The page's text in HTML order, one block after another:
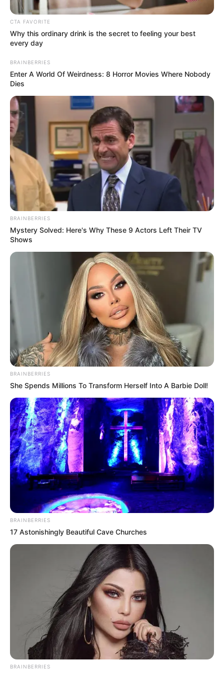
vivienda en Vélez
recepcionista de hotel en
Medellín ya fue
extranjero
EMBERA KATÍO
Indígenas emberá se
pasaron de abusivos:
Alcaldía denunció grave
agresión a funcionaria
El 'Monstruo de Ciudad
ejemplar: lo echaron al
hueco por 50 años
ARMA BLANCA
Recién se había
recuperado de 10 latazos
y su expareja le dio otros 7
NOTICIAS BOGOTÁ
¡Casi que no la cuenta!
Mujer fue lanzada de un
quinto piso por su
expareja en Soacha
HOMBRE CAPTURADO
Comunidad de San Basilio
de Palenque, Bolívar,
intentó linchar a presunto
agresor de una menor
FEMINICIDIO
Investigan presunto
feminicidio en Zipaquirá:
novio de la víctima dice
que 'se desvivió'
MUJERES AGREDIDAS
Caso Karina Rincón:
abogado de la víctima
CTA FAVORITE
Why this ordinary drink is the secret to feeling your best
every day
BRAINBERRIES
Enter A World Of Weirdness: 8 Horror Movies Where Nobody
Dies
BRAINBERRIES
Mystery Solved: Here's Why These 9 Actors Left Their TV
Shows
BRAINBERRIES
She Spends Millions To Transform Herself Into A Barbie Doll!
BRAINBERRIES
17 Astonishingly Beautiful Cave Churches
BRAINBERRIES